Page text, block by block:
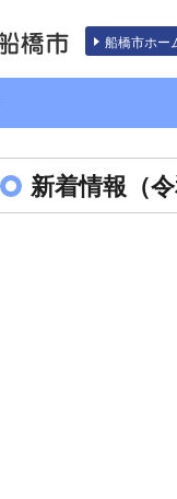
船橋市ホー
新着情報（